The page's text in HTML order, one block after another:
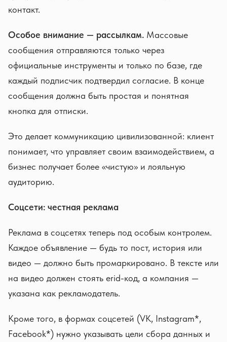
контакт.
Особое внимание — рассылкам. Массовые
сообщения отправляются только через
официальные инструменты и только по базе, где
каждый подписчик подтвердил согласие. В конце
сообщения должна быть простая и понятная
кнопка для отписки.
Это делает коммуникацию цивилизованной: клиент
понимает, что управляет своим взаимодействием, а
бизнес получает более «чистую» и лояльную
аудиторию.
Соцсети: честная реклама
Реклама в соцсетях теперь под особым контролем.
Каждое объявление — будь то пост, история или
видео — должно быть промаркировано. В тексте или
на видео должен стоять erid-код, а компания —
указана как рекламодатель.
Кроме того, в формах соцсетей (VK, Instagram*,
Facebook*) нужно указывать цели сбора данных и